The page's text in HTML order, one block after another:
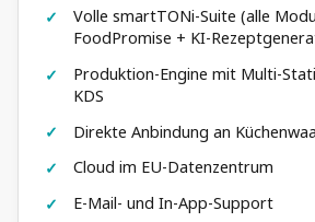
Volle smartTONi-Suite (alle
FoodPromise + KI-
Produktion-Engine mit Multi-
KDS
Direkte Anbindung an
Cloud im EU-Datenzentrum
E-Mail- und In-App-Support